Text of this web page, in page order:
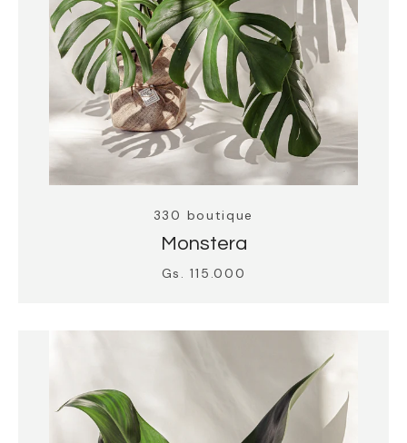
330 Outlet
Instagram
330 boutique
Monstera
Gs. 115.000